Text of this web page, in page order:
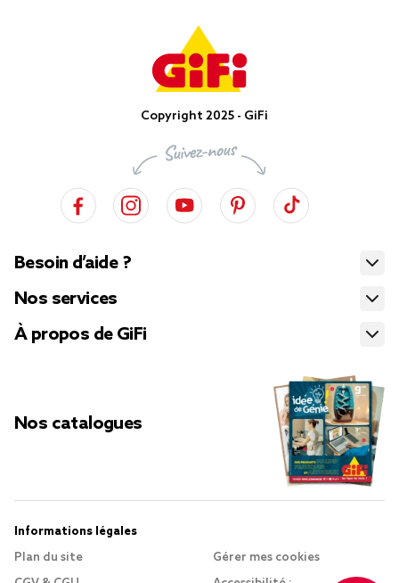
Copyright 2025 - GiFi
Besoin d’aide ?
Nos services
À propos de GiFi
Nos catalogues
Informations légales
Plan du site
Gérer mes cookies